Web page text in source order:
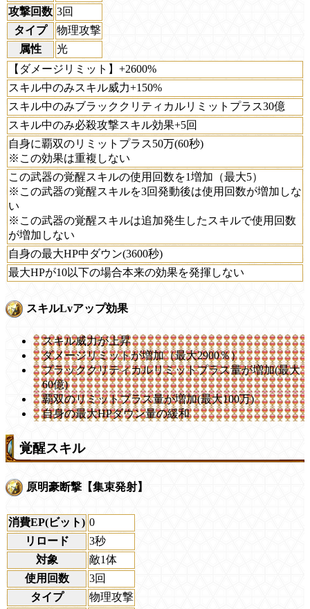
攻撃回数 3回
タイプ
物理攻撃
属性
光
【ダメージリミット】+2600%
スキル中のみスキル威力+150%
スキル中のみブラッククリティカルリミットプラス30億
スキル中のみ必殺攻撃スキル効果+5回
自身に覇双のリミットプラス50万(60秒)
※この効果は重複しない
この武器の覚醒スキルの使用回数を1増加（最大5）
※この武器の覚醒スキルを3回発動後は使用回数が増加しな
い
※この武器の覚醒スキルは追加発生したスキルで使用回数
が増加しない
自身の最大HP中ダウン(3600秒)
最大HPが10以下の場合本来の効果を発揮しない
スキルLvアップ効果
スキル威力が上昇
ダメージリミットが増加（最大2900％）
ブラッククリティカルリミットプラス量が増加(最大
60億)
覇双のリミットプラス量が増加(最大100万)
自身の最大HPダウン量の緩和
覚醒スキル
原明豪断撃【集束発射】
消費EP(ビット) 0
リロード
3秒
対象
敵1体
使用回数
3回
タイプ
物理攻撃